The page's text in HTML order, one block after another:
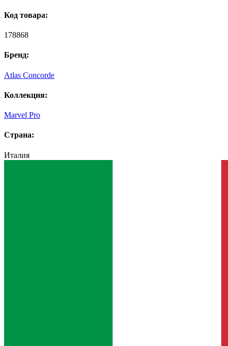
Код товара:
178868
Бренд:
Atlas Concorde
Коллекция:
Marvel Pro
Страна:
Италия